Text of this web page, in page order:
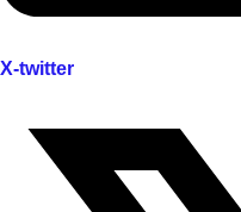
X-twitter